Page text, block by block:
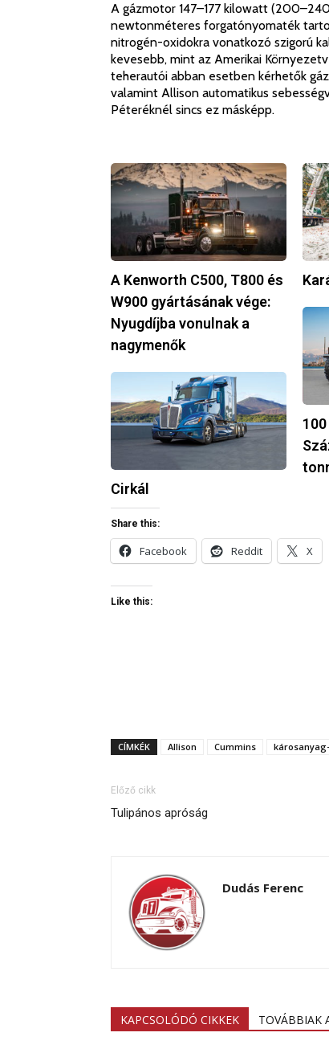
A gázmotor 147–177 kilowatt
newtonméteres forgatónyomaték
nitrogén-oxidokra vonatkozó szigorú
kevesebb, mint az Amerikai
teherautói abban esetben kérhetők
valamint Allison automatikus
Péteréknél sincs ez másképp.
A
Kenworth
C500,
T800
és
gyártásának
vége:
Nyugdíjba
vonulnak
nagymenők
A Kenworth C500, T800 és
W900 gyártásának vége:
Nyugdíjba vonulnak a
nagymenők
100
éves
a
Cirkál
Cirkál
Share this:
Facebook Reddit X
Like this:
CÍMKÉK Allison Cummins
Előző cikk
Tulipános apróság
Dudás Ferenc
KAPCSOLÓDÓ CIKKEK TOVÁBBIAK